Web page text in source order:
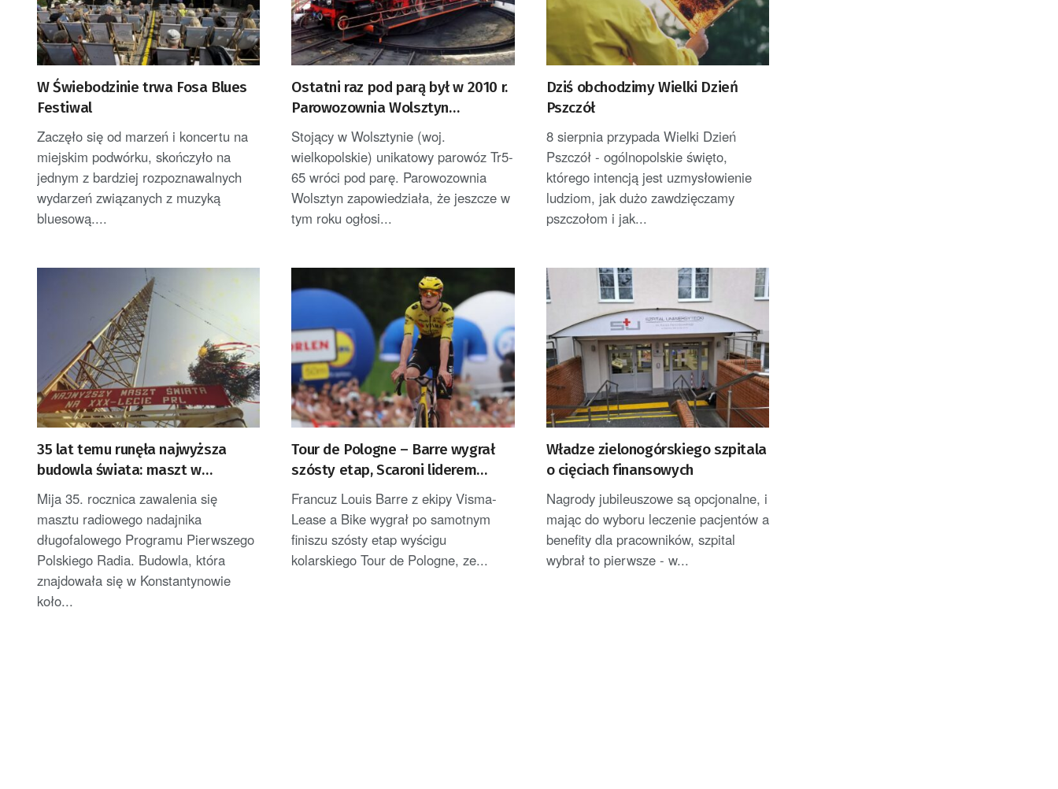
W Świebodzinie trwa Fosa Blues
Festiwal
Zaczęło się od marzeń i koncertu na
miejskim podwórku, skończyło na
jednym z bardziej rozpoznawalnych
wydarzeń związanych z muzyką
bluesową....
Ostatni raz pod parą był w 2010 r.
Parowozownia Wolsztyn
rozpocznie remont unikatowego
Tr5-65
Stojący w Wolsztynie (woj.
wielkopolskie) unikatowy parowóz Tr5-
65 wróci pod parę. Parowozownia
Wolsztyn zapowiedziała, że jeszcze w
tym roku ogłosi...
Dziś obchodzimy Wielki Dzień
Pszczół
8 sierpnia przypada Wielki Dzień
Pszczół - ogólnopolskie święto,
którego intencją jest uzmysłowienie
ludziom, jak dużo zawdzięczamy
pszczołom i jak...
35 lat temu runęła najwyższa
budowla świata: maszt w
Konstantynowie
Mija 35. rocznica zawalenia się
masztu radiowego nadajnika
długofalowego Programu Pierwszego
Polskiego Radia. Budowla, która
znajdowała się w Konstantynowie
koło...
Tour de Pologne – Barre wygrał
szósty etap, Scaroni liderem
[AKTUALIZACJA]
Francuz Louis Barre z ekipy Visma-
Lease a Bike wygrał po samotnym
finiszu szósty etap wyścigu
kolarskiego Tour de Pologne, ze...
Władze zielonogórskiego szpitala
o cięciach finansowych
Nagrody jubileuszowe są opcjonalne, i
mając do wyboru leczenie pacjentów a
benefity dla pracowników, szpital
wybrał to pierwsze - w...